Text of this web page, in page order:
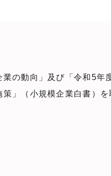
の動向」及び「令和5
」（小規模企業白書）